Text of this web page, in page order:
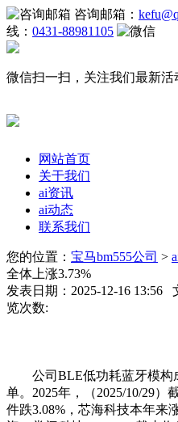
咨询邮箱：
线： 0431-88981105
微信扫一扫，关注我们最新活
网站首页
关于我们
ai资讯
ai动态
联系我们
您的位置： 宝马bm555公司 >
全体上涨3.73%
发表日期：2025-12-16
览次数:
公司BLE低功耗蓝牙模构
单。2025年，（2025/10/29）
件跌3.08%，芯海科技本年来